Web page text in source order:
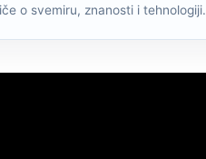
o svemiru, znanosti i tehnologiji.